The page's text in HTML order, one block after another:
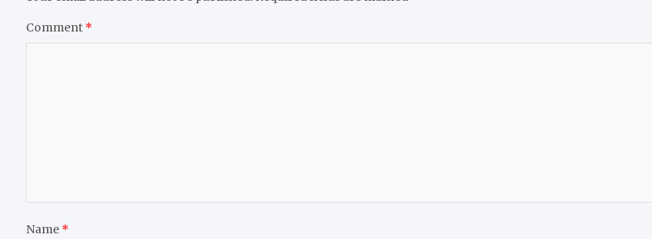
Comment *
Name *